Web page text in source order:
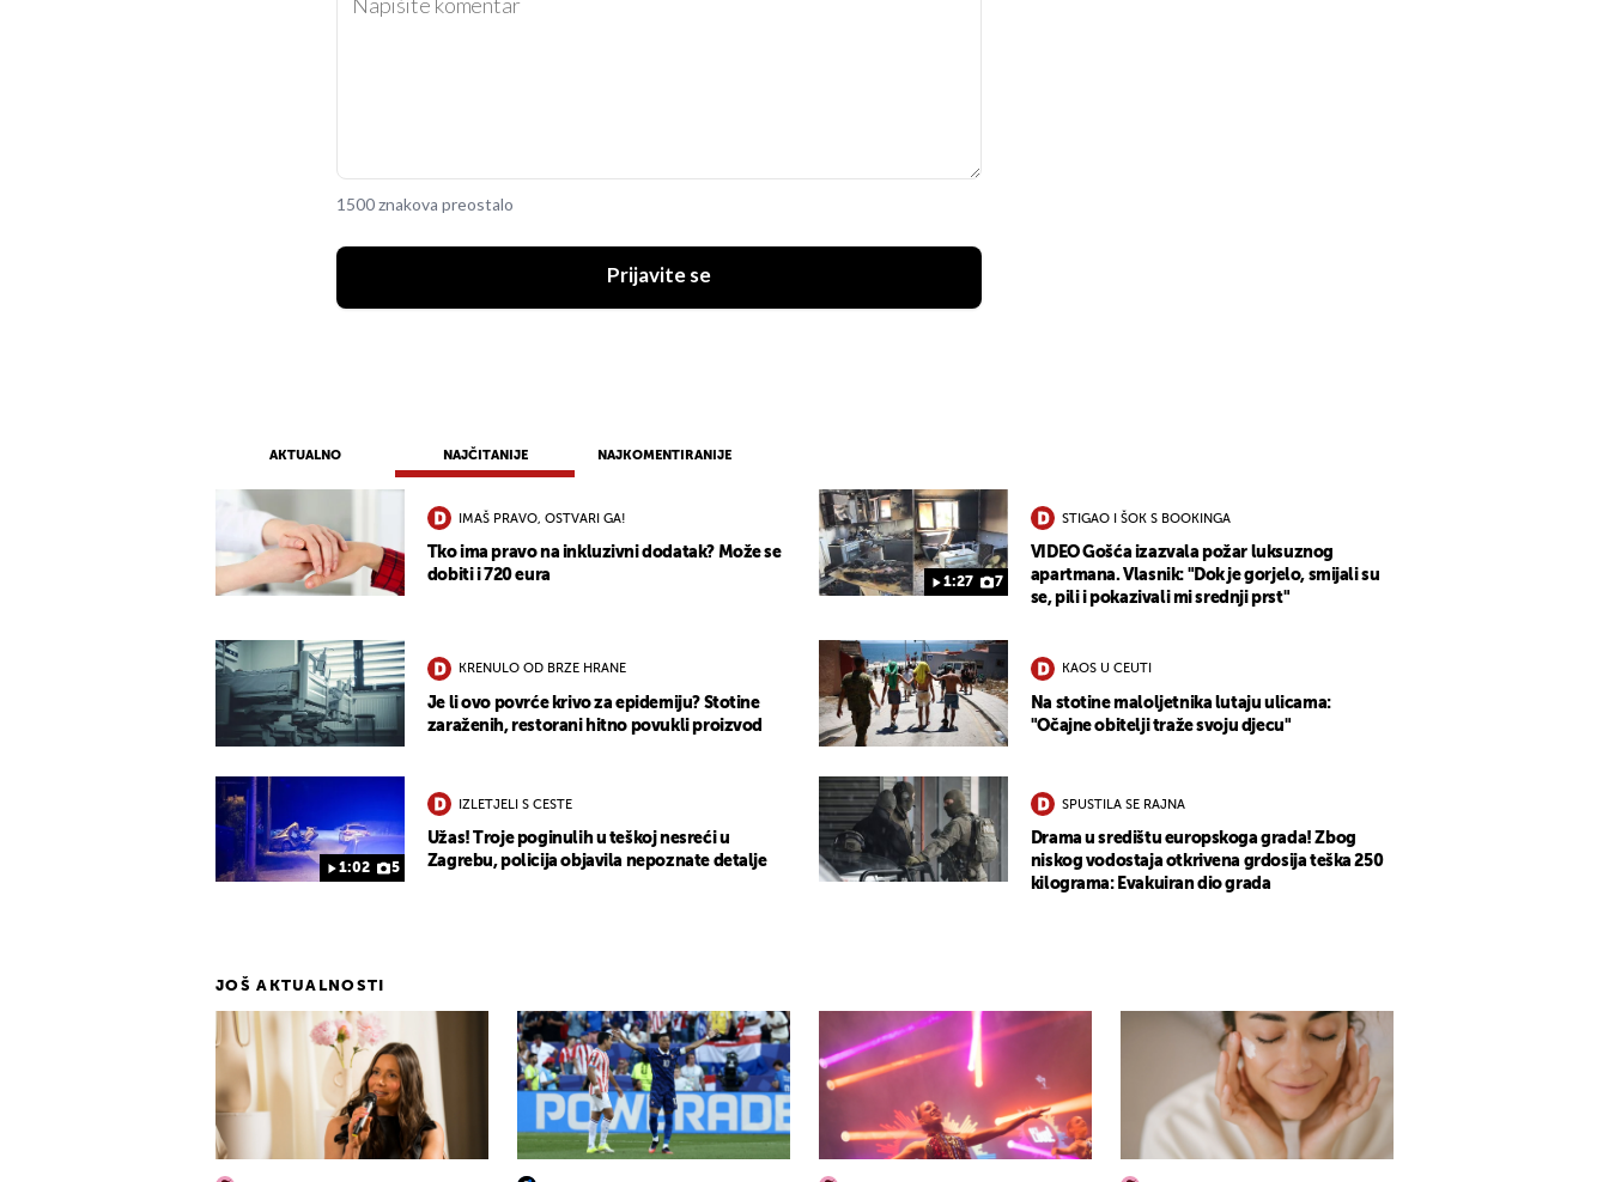
1500 znakova preostalo
Prijavite se
AKTUALNO NAJČITANIJE NAJKOMENTIRANIJE
IMAŠ PRAVO, OSTVARI GA!
Tko ima pravo na inkluzivni dodatak? Može se
dobiti i 720 eura
1:27 7
STIGAO I ŠOK S BOOKINGA
VIDEO Gošća izazvala požar luksuznog
apartmana. Vlasnik: "Dok je gorjelo, smijali su
se, pili i pokazivali mi srednji prst"
KRENULO OD BRZE HRANE
Je li ovo povrće krivo za epidemiju? Stotine
zaraženih, restorani hitno povukli proizvod
KAOS U CEUTI
Na stotine maloljetnika lutaju ulicama:
"Očajne obitelji traže svoju djecu"
1:02 5
IZLETJELI S CESTE
Užas! Troje poginulih u teškoj nesreći u
Zagrebu, policija objavila nepoznate detalje
SPUSTILA SE RAJNA
Drama u središtu europskoga grada! Zbog
niskog vodostaja otkrivena grdosija teška 250
kilograma: Evakuiran dio grada
JOŠ AKTUALNOSTI